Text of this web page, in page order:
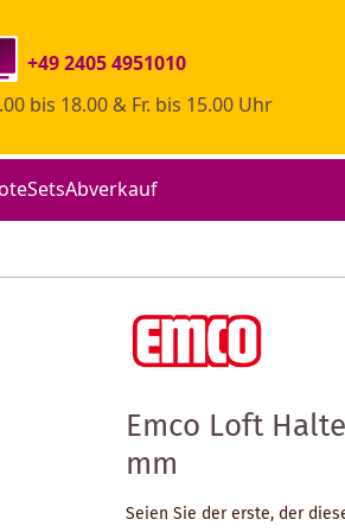
+49 2405 4951010
bis 18.00 & Fr. bis 15.00 Uhr
SetsAbverkauf
Emco Loft
mm
Seien Sie der erste, der